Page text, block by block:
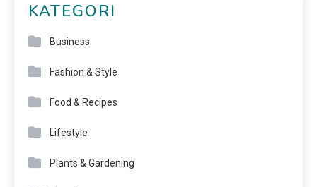
KATEGORI
Business
Fashion & Style
Food & Recipes
Lifestyle
Plants & Gardening